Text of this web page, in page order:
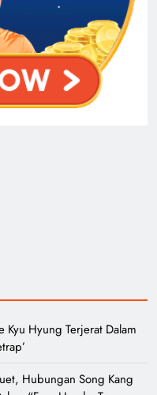
Kyu Hyung Terjerat Dalam
Hubungan Song Kang